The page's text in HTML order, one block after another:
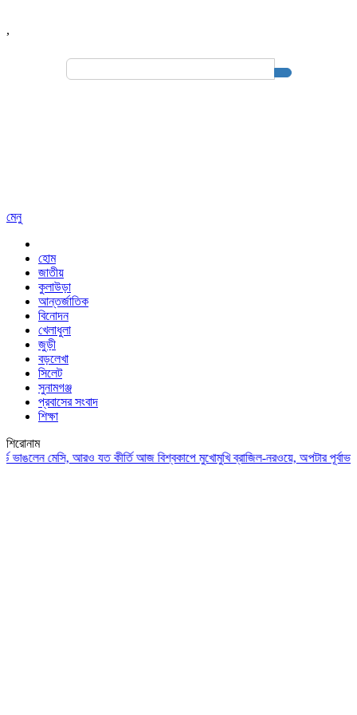
,
Search
মেনু
হোম
জাতীয়
কুলাউড়া
আন্তর্জাতিক
বিনোদন
খেলাধুলা
জুড়ী
বড়লেখা
সিলেট
সুনামগঞ্জ
প্রবাসের সংবাদ
শিক্ষা
শিরোনাম
মেসি, আরও যত কীর্তিআজ বিশ্বকাপে মুখোমুখি ব্রাজিল-নরওয়ে, অপটার পূর্বাভাসে